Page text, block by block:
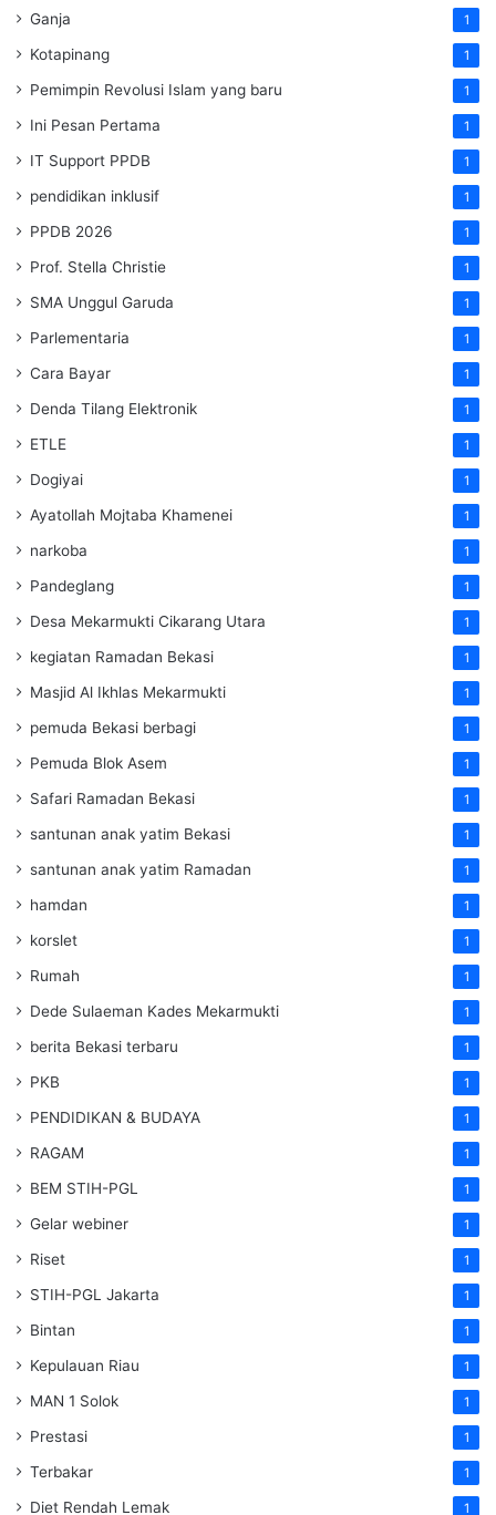
Ganja 1
Kotapinang 1
Pemimpin Revolusi Islam yang baru 1
Ini Pesan Pertama 1
IT Support PPDB 1
pendidikan inklusif 1
PPDB 2026 1
Prof. Stella Christie 1
SMA Unggul Garuda 1
Parlementaria 1
Cara Bayar 1
Denda Tilang Elektronik 1
ETLE 1
Dogiyai 1
Ayatollah Mojtaba Khamenei 1
narkoba 1
Pandeglang 1
Desa Mekarmukti Cikarang Utara 1
kegiatan Ramadan Bekasi 1
Masjid Al Ikhlas Mekarmukti 1
pemuda Bekasi berbagi 1
Pemuda Blok Asem 1
Safari Ramadan Bekasi 1
santunan anak yatim Bekasi 1
santunan anak yatim Ramadan 1
hamdan 1
korslet 1
Rumah 1
Dede Sulaeman Kades Mekarmukti 1
berita Bekasi terbaru 1
PKB 1
PENDIDIKAN & BUDAYA 1
RAGAM 1
BEM STIH-PGL 1
Gelar webiner 1
Riset 1
STIH-PGL Jakarta 1
Bintan 1
Kepulauan Riau 1
MAN 1 Solok 1
Prestasi 1
Terbakar 1
Diet Rendah Lemak 1